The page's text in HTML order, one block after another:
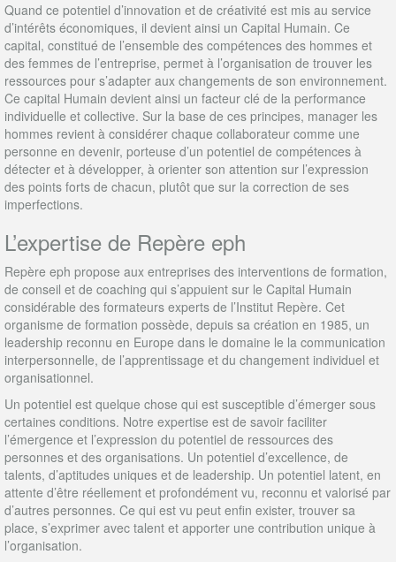
Quand ce potentiel d’innovation et de créativité est mis au service
d’intérêts économiques, il devient ainsi un Capital Humain. Ce
capital, constitué de l’ensemble des compétences des hommes et
des femmes de l’entreprise, permet à l’organisation de trouver les
ressources pour s’adapter aux changements de son environnement.
Ce capital Humain devient ainsi un facteur clé de la performance
individuelle et collective. Sur la base de ces principes, manager les
hommes revient à considérer chaque collaborateur comme une
personne en devenir, porteuse d’un potentiel de compétences à
détecter et à développer, à orienter son attention sur l’expression
des points forts de chacun, plutôt que sur la correction de ses
imperfections.
L’expertise de Repère eph
Repère eph propose aux entreprises des interventions de formation,
de conseil et de coaching qui s’appuient sur le Capital Humain
considérable des formateurs experts de l’Institut Repère. Cet
organisme de formation possède, depuis sa création en 1985, un
leadership reconnu en Europe dans le domaine le la communication
interpersonnelle, de l’apprentissage et du changement individuel et
organisationnel.
Un potentiel est quelque chose qui est susceptible d’émerger sous
certaines conditions. Notre expertise est de savoir faciliter
l’émergence et l’expression du potentiel de ressources des
personnes et des organisations. Un potentiel d’excellence, de
talents, d’aptitudes uniques et de leadership. Un potentiel latent, en
attente d’être réellement et profondément vu, reconnu et valorisé par
d’autres personnes. Ce qui est vu peut enfin exister, trouver sa
place, s’exprimer avec talent et apporter une contribution unique à
l’organisation.